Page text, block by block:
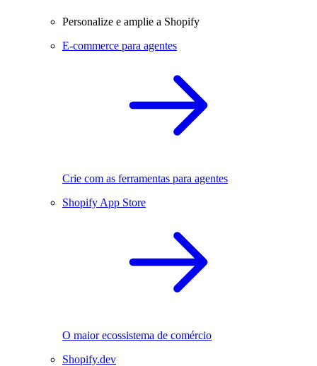
Personalize e amplie a Shopify
E-commerce para agentes
Crie com as ferramentas para agentes
Shopify App Store
O maior ecossistema de comércio
Shopify.dev